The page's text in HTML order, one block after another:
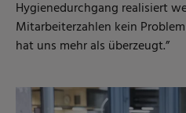
Hygienedurchgang realisiert
Mitarbeiterzahlen kein
hat uns mehr als überzeugt.”